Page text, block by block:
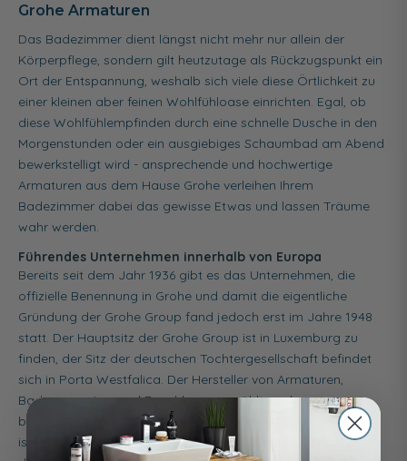
Grohe Armaturen
Das Badezimmer dient längst nicht mehr nur allein der
Körperpflege, sondern gilt heutzutage als Rückzugspunkt ein
Ort der Entspannung, weshalb sich viele diese Örtlichkeit zu
einer kleinen aber feinen Wohlfühloase einrichten. Egal, ob
diese Wohlfühlempfinden durch eine schnelle Dusche in den
Morgenstunden oder ein ausgiebiges Schaumbad am Abend
bewerkstelligt wird - ansprechende und hochwertige
Armaturen aus dem Hause Grohe verleihen Ihrem
Badezimmer dabei das gewisse Etwas und lassen Träume
wahr werden.
Führendes Unternehmen innerhalb von Europa
Bereits seit dem Jahr 1936 gibt es das Unternehmen, die
offizielle Benennung in Grohe und damit die eigentliche
Gründung der Grohe Group fand jedoch erst im Jahre 1948
statt. Der Hauptsitz der Grohe Group ist in Luxemburg zu
finden, der Sitz der deutschen Tochtergesellschaft befindet
sich in Porta Westfalica. Der Hersteller von Armaturen,
Badaccessoires und Duschbrausen zählt zu den
bekanntesten und führendsten Unternehmen in Europa und
ist weltweit in mehr als 130 Ländern vertreten. Jährlich erzielt